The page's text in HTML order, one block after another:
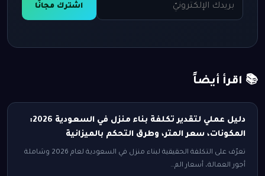
اشترك مجانًا
📚 اقرأ أيضاً
دليل عملي لتقدير تكلفة بناء منزل في السعودية 2026:
المكونات، سعر المتر، وطرق التحكم بالميزانية
تعرّف على التكلفة الحقيقية لبناء منزل في السعودية لعام 2026 وشاملة
أجور العمالة، أسعار الم…